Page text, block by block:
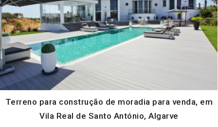
Terreno para construção de moradia para venda, em
Vila Real de Santo António, Algarve